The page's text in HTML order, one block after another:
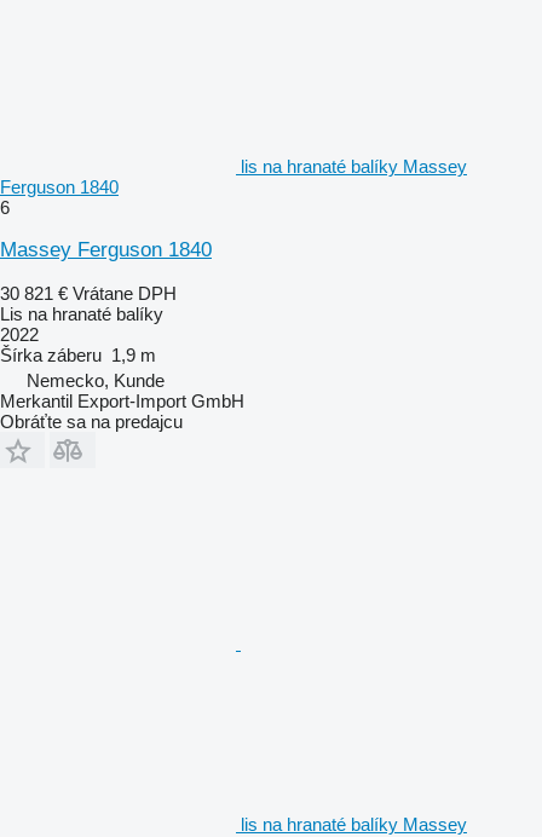
lis na hranaté balíky Massey
Ferguson 1840
6
Massey Ferguson 1840
30 821 € Vrátane DPH
Lis na hranaté balíky
2022
Šírka záberu 1,9 m
Nemecko, Kunde
Merkantil Export-Import GmbH
Obráťte sa na predajcu
lis na hranaté balíky Massey